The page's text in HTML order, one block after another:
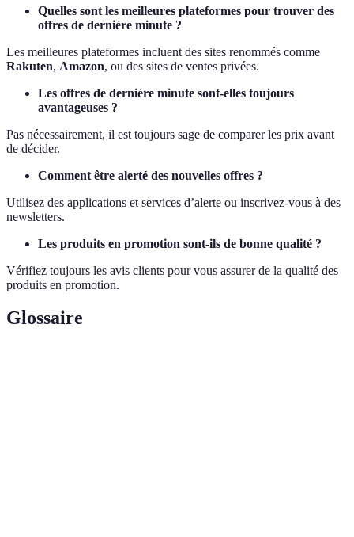
Quelles sont les meilleures plateformes pour trouver des
offres de dernière minute ?
Les meilleures plateformes incluent des sites renommés comme
Rakuten, Amazon, ou des sites de ventes privées.
Les offres de dernière minute sont-elles toujours
avantageuses ?
Pas nécessairement, il est toujours sage de comparer les prix avant
de décider.
Comment être alerté des nouvelles offres ?
Utilisez des applications et services d’alerte ou inscrivez-vous à des
newsletters.
Les produits en promotion sont-ils de bonne qualité ?
Vérifiez toujours les avis clients pour vous assurer de la qualité des
produits en promotion.
Glossaire